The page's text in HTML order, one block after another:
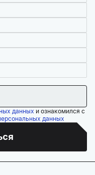
данных и ознакомился с
данных